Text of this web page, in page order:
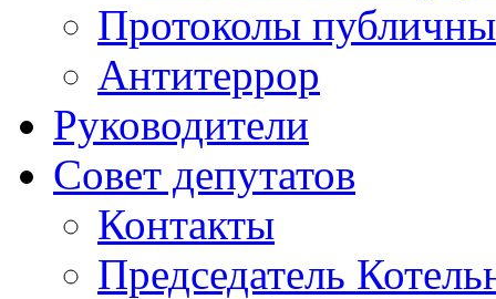
Протоколы
Антитеррор
Руководители
Совет депутатов
Контакты
Председатель